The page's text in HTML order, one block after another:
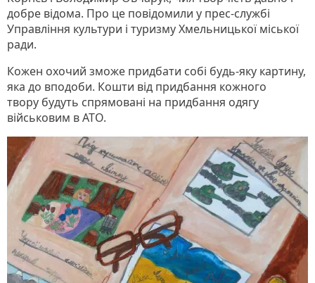
добре відома. Про це повідомили у прес-службі
Управління культури і туризму Хмельницької міської
ради.
Кожен охочий зможе придбати собі будь-яку картину,
яка до вподоби. Кошти від придбання кожного
твору будуть спрямовані на придбання одягу
військовим в АТО.